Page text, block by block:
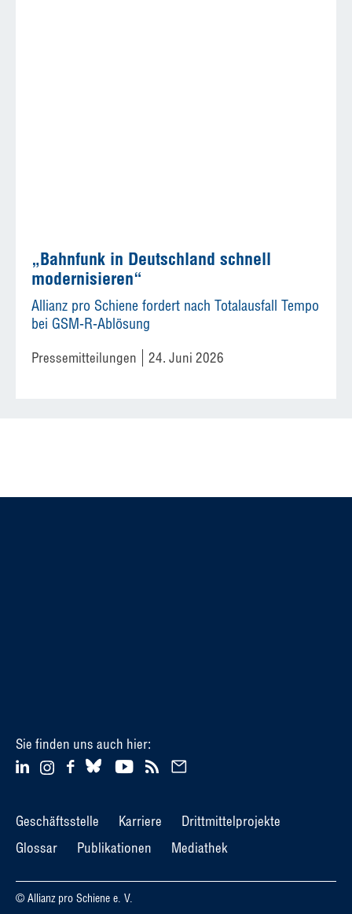
„Bahnfunk in Deutschland schnell
modernisieren“
Allianz pro Schiene fordert nach Totalausfall Tempo
bei GSM-R-Ablösung
Pressemitteilungen 24. Juni 2026
Sie finden uns auch hier:
Geschäftsstelle Karriere
Drittmittelprojekte
Glossar
Publikationen Mediathek
© Allianz pro Schiene e. V.